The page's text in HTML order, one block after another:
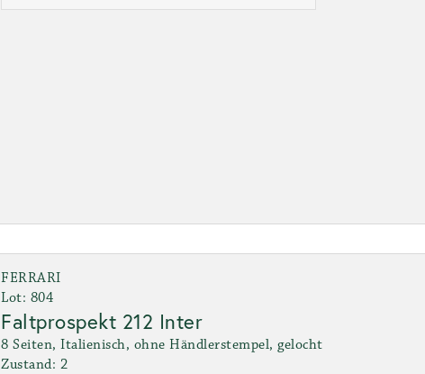
FERRARI
Lot: 804
Faltprospekt 212 Inter
8 Seiten, Italienisch, ohne Händlerstempel, gelocht
Zustand: 2